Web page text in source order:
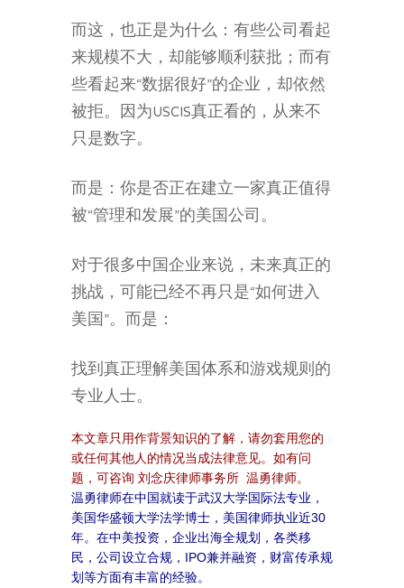
而这，也正是为什么：有些公司看起
来规模不大，却能够顺利获批；而有
些看起来“数据很好”的企业，却依然
被拒。因为USCIS真正看的，从来不
只是数字。
而是：你是否正在建立一家真正值得
被“管理和发展”的美国公司。
对于很多中国企业来说，未来真正的
挑战，可能已经不再只是“如何进入
美国”。而是：
找到真正理解美国体系和游戏规则的
专业人士。
本文章只用作背景知识的了解，请勿套用您的
或任何其他人的情况当成法律意见。如有问
题，可咨询 刘念庆律师事务所 温勇律师。
温勇律师在中国就读于武汉大学国际法专业，
美国华盛顿大学法学博士，美国律师执业近30
年。在中美投资，企业出海全规划，各类移
民，公司设立合规，IPO兼并融资，财富传承规
划等方面有丰富的经验。